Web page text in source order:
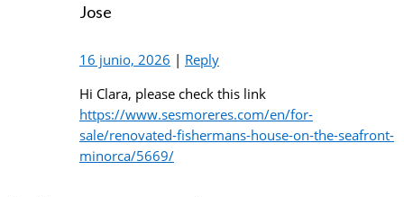
Jose
16 junio, 2026 | Reply
Hi Clara, please check this link
https://www.sesmoreres.com/en/for-
sale/renovated-fishermans-house-on-the-seafront-
minorca/5669/